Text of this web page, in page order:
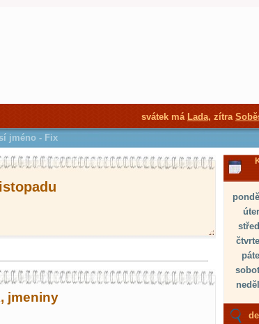
jmeniny
svátek má Lada, zítra
jméno - Fix